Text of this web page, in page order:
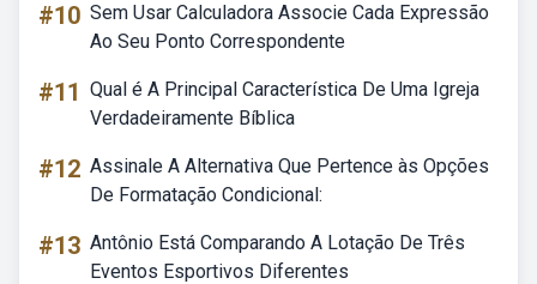
#10 Sem Usar Calculadora Associe Cada Expressão
Ao Seu Ponto Correspondente
#11 Qual é A Principal Característica De Uma Igreja
Verdadeiramente Bíblica
#12 Assinale A Alternativa Que Pertence às Opções
De Formatação Condicional:
#13 Antônio Está Comparando A Lotação De Três
Eventos Esportivos Diferentes